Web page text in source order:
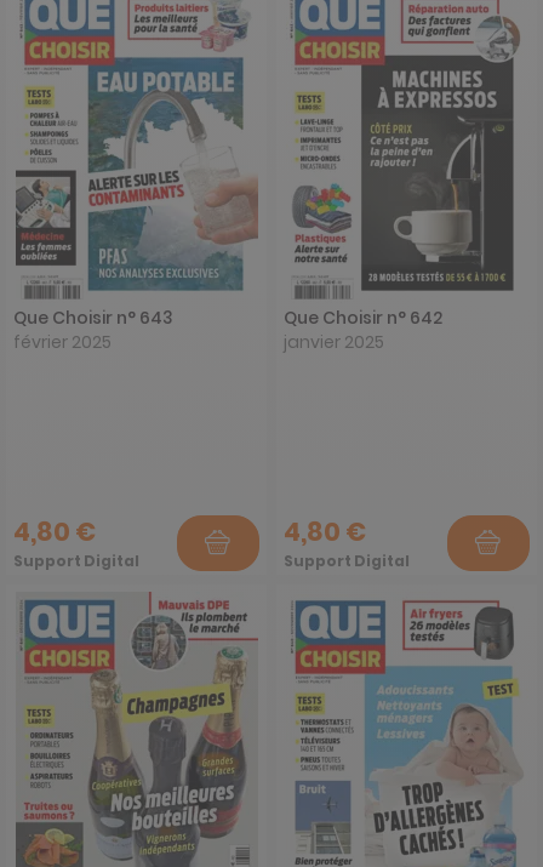
Que Choisir n° 643
février 2025
4,80 €
Support Digital
Que Choisir n° 642
janvier 2025
4,80 €
Support Digital